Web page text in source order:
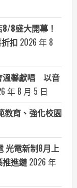
8盛大開幕！
扣 2026 年 8
溫馨獻唱 以音
年 8 月 5 日
教育、強化校園
光電新制8月上
推進鏈 2026 年